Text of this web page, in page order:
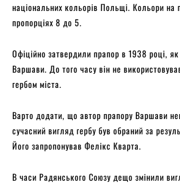
національних кольорів Польщі. Кольори на
пропорціях 8 до 5.
Офіційно затвердили прапор в 1938 році,
Варшави. До того часу він не
гербом міста.
Варто додати, що автор прапору Варшави
сучасний вигляд гербу був обраний за
Його запропонував Фелікс Кварта.
В часи Радянського Союзу дещо змінили